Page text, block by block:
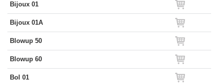
Bijoux 01
Bijoux 01A
Blowup 50
Blowup 60
Bol 01